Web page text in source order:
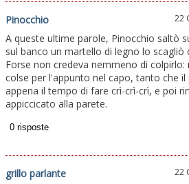
Pinocchio 22
A queste ultime parole, Pinocchio saltò
sul banco un martello di legno lo scagliò
Forse non credeva nemmeno di
colse per l'appunto nel capo, tanto che
appena il tempo di fare crì-crì-crì, e poi
appiccicato alla parete.
grillo parlante 22